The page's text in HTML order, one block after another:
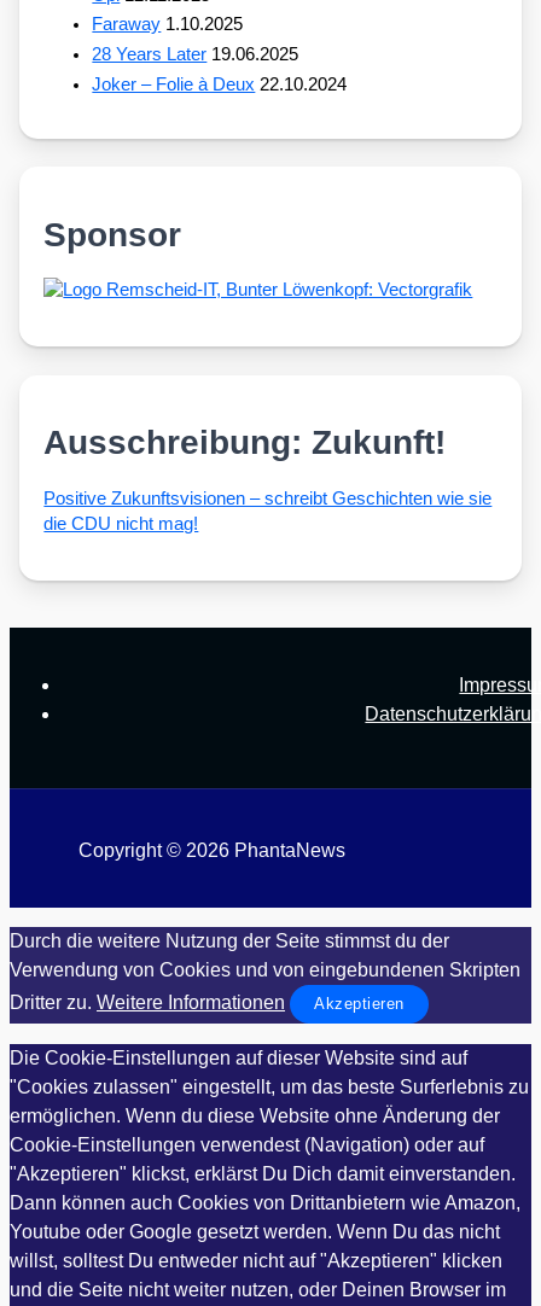
Faraway 1.10.2025
28 Years Later 19.06.2025
Joker – Folie à Deux 22.10.2024
Sponsor
Ausschreibung: Zukunft!
Posi­ti­ve Zukunfts­vi­sio­nen – schreibt Geschich­ten wie sie
die CDU nicht mag!
Copyright © 2026 PhantaNews
Durch die weitere Nutzung der Seite stimmst du der
Verwendung von Cookies und von eingebundenen Skripten
Dritter zu. Weitere Informationen Akzeptieren
Die Cookie-Einstellungen auf dieser Website sind auf
"Cookies zulassen" eingestellt, um das beste Surferlebnis zu
ermöglichen. Wenn du diese Website ohne Änderung der
Cookie-Einstellungen verwendest (Navigation) oder auf
"Akzeptieren" klickst, erklärst Du Dich damit einverstanden.
Dann können auch Cookies von Drittanbietern wie Amazon,
Youtube oder Google gesetzt werden. Wenn Du das nicht
willst, solltest Du entweder nicht auf "Akzeptieren" klicken
und die Seite nicht weiter nutzen, oder Deinen Browser im